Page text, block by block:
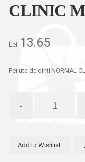
CLINIC
Lei 13.65
Periuta de dinti NORMAL
товара
CLINIC
Add to Wishlist